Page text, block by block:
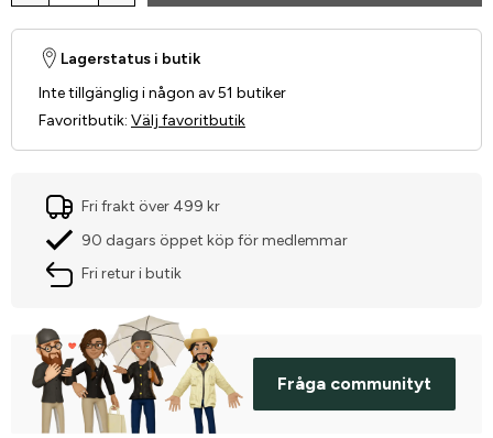
Lagerstatus i butik
Inte tillgänglig i någon av 51 butiker
Favoritbutik: Välj favoritbutik
Fri frakt över 499 kr
90 dagars öppet köp för medlemmar
Fri retur i butik
Fråga communityt